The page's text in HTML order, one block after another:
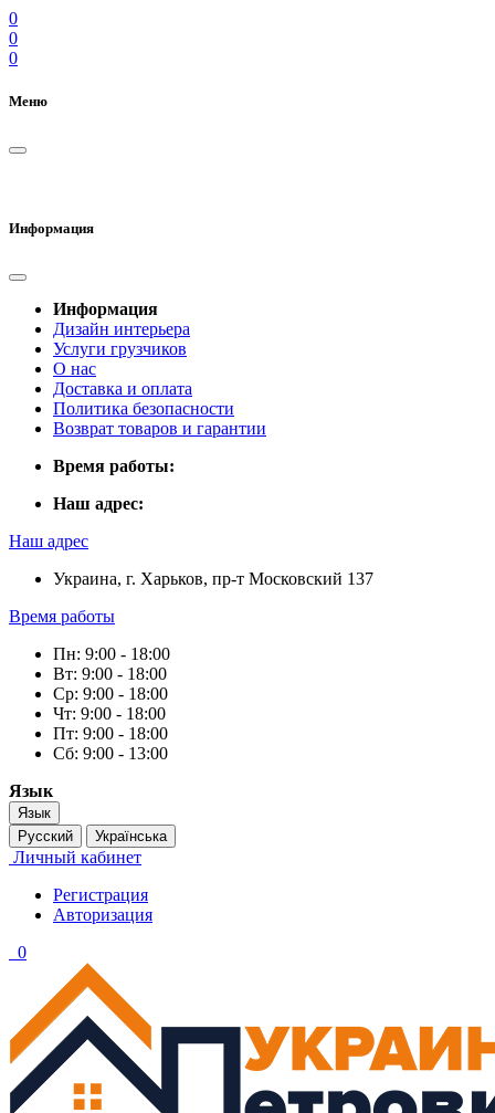
0
0
0
Меню
Информация
Информация
Дизайн интерьера
Услуги грузчиков
О нас
Доставка и оплата
Политика безопасности
Возврат товаров и гарантии
Время работы:
Наш адрес:
Наш адрес
Украина, г. Харьков, пр-т Московский 137
Время работы
Пн: 9:00 - 18:00
Вт: 9:00 - 18:00
Ср: 9:00 - 18:00
Чт: 9:00 - 18:00
Пт: 9:00 - 18:00
Сб: 9:00 - 13:00
Язык
Язык
Русский
Українська
Личный кабинет
Регистрация
Авторизация
0